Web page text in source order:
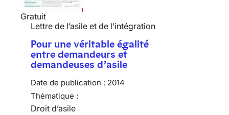
Gratuit
Lettre de l’asile et de l’intégration
Pour une véritable égalité
entre demandeurs et
demandeuses d’asile
Date de publication : 2014
Thématique :
Droit d’asile